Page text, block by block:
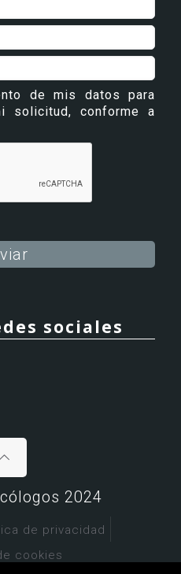
de mis datos para
solicitud, conforme a
sociales
2024
de privacidad
cookies